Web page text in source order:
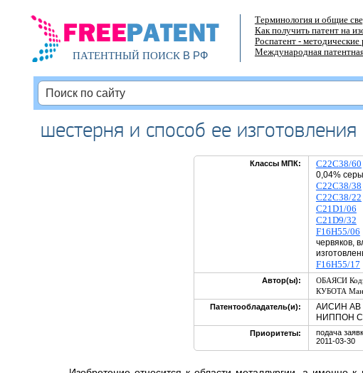
ПАТЕНТНЫЙ ПОИСКВ РФ
Терминология и общие
Как получить патент на
Роспатент -
Международная
шестерня и способ ее изготовления
Классы МПК: C22C38/60
0,04%
C22C38/38
C22C38/22
C21D1/06
C21D9/32
F16H55/06
червяков,
F16H55/17
Автор(ы): ОБАЯСИ
КУБОТА
Патентообладатель(и):
АИСИН АВ
НИППОН
Приоритеты:
подача
2011-03-30